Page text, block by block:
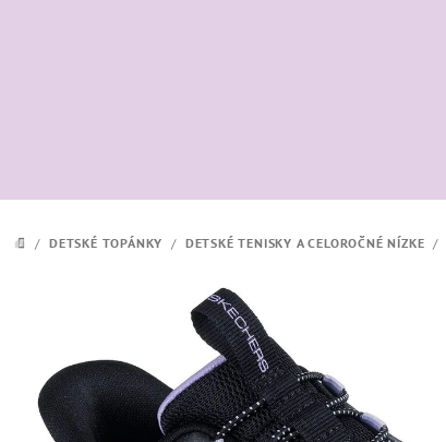
DOMOV
/ DETSKÉ TOPÁNKY / DETSKÉ TENISKY A CELOROČNÉ NÍZKE /